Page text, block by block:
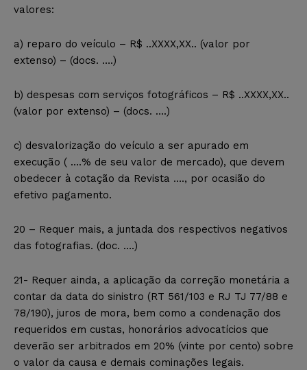
valores:
a) reparo do veículo – R$ ..XXXX,XX.. (valor por
extenso) – (docs. ….)
b) despesas com serviços fotográficos – R$ ..XXXX,XX..
(valor por extenso) – (docs. ….)
c) desvalorização do veículo a ser apurado em
execução ( ….% de seu valor de mercado), que devem
obedecer à cotação da Revista …., por ocasião do
efetivo pagamento.
20 – Requer mais, a juntada dos respectivos negativos
das fotografias. (doc. ….)
21- Requer ainda, a aplicação da correção monetária a
contar da data do sinistro (RT 561/103 e RJ TJ 77/88 e
78/190), juros de mora, bem como a condenação dos
requeridos em custas, honorários advocatícios que
deverão ser arbitrados em 20% (vinte por cento) sobre
o valor da causa e demais cominações legais.